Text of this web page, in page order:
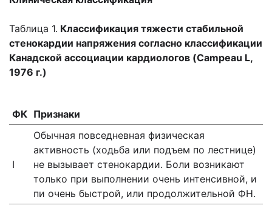
Таблица 1. Классификация тяжести стабильной
стенокардии напряжения согласно классификации
Канадской ассоциации кардиологов (Campeau L,
1976 г.)
ФК Признаки
I
Обычная повседневная физическая
активность (ходьба или подъем по лестнице)
не вызывает стенокардии. Боли возникают
только при выполнении очень интенсивной, и
пи очень быстрой, или продолжительной ФН.